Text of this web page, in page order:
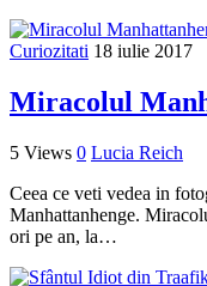
Curiozitati 18 iulie 2017
Miracolul
5 Views 0 Lucia Reich
Ceea ce veti vedea in
Manhattanhenge.
ori pe an, la…